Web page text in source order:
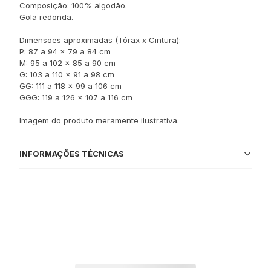
Composição: 100% algodão.
Gola redonda.
Dimensões aproximadas (Tórax x Cintura):
P: 87 a 94 x 79 a 84 cm
M: 95 a 102 x 85 a 90 cm
G: 103 a 110 x 91 a 98 cm
GG: 111 a 118 x 99 a 106 cm
GGG: 119 a 126 x 107 a 116 cm
Imagem do produto meramente ilustrativa.
INFORMAÇÕES TÉCNICAS